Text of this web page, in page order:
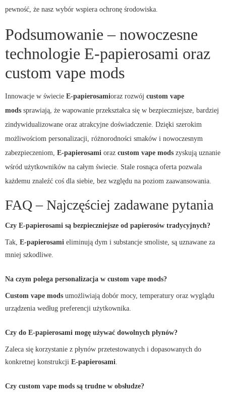
pewność, że nasz wybór wspiera ochronę środowiska.
Podsumowanie – nowoczesne
technologie E-papierosami oraz
custom vape mods
Innowacje w świecie E-papierosamioraz rozwój custom vape
mods sprawiają, że wapowanie przekształca się w bezpieczniejsze, bardziej
zindywidualizowane oraz atrakcyjne doświadczenie. Dzięki szerokim
możliwościom personalizacji, różnorodności smaków i nowoczesnym
zabezpieczeniom, E-papierosami oraz custom vape mods zyskują uznanie
wśród użytkowników na całym świecie. Stale rosnąca oferta pozwala
każdemu znaleźć coś dla siebie, bez względu na poziom zaawansowania.
FAQ – Najczęściej zadawane pytania
Czy E-papierosami są bezpieczniejsze od papierosów tradycyjnych?
Tak, E-papierosami eliminują dym i substancje smoliste, są uznawane za
mniej szkodliwe.
Na czym polega personalizacja w custom vape mods?
Custom vape mods umożliwiają dobór mocy, temperatury oraz wyglądu
urządzenia według preferencji użytkownika.
Czy do E-papierosami mogę używać dowolnych płynów?
Zaleca się korzystanie z płynów przetestowanych i dopasowanych do
konkretnej konstrukcji E-papierosami.
Czy custom vape mods są trudne w obsłudze?